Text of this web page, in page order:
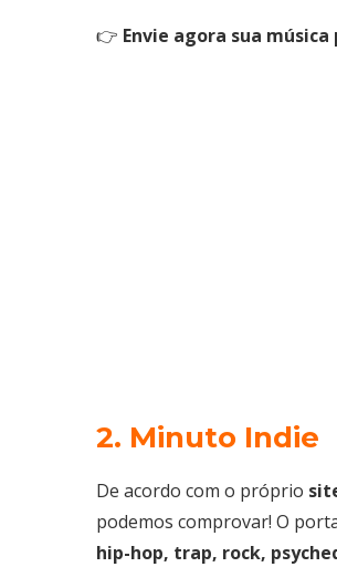
👉 Envie agora sua música
2. Minuto Indie
De acordo com o próprio
podemos comprovar! O
hip-hop, trap, rock,